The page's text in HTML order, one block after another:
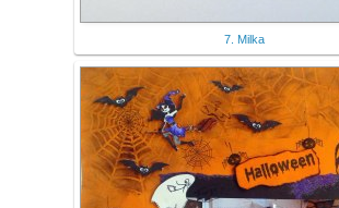
7. Milka